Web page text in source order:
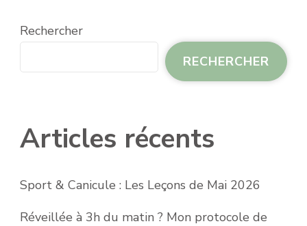
Rechercher
RECHERCHER
Articles récents
Sport & Canicule : Les Leçons de Mai 2026
Réveillée à 3h du matin ? Mon protocole de